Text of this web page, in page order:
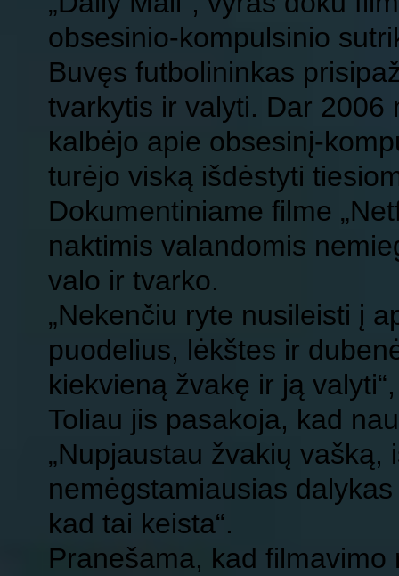
obsesinio-kompulsinio
Buvęs futbolininkas
tvarkytis ir valyti. Dar 2006
kalbėjo apie obsesinį-
turėjo viską išdėstyti
Dokumentiniame filme
naktimis valandomis
valo ir tvarko.
„Nekenčiu ryte nusileisti į
puodelius, lėkštes ir
kiekvieną žvakę ir ją
Toliau jis pasakoja, kad
„Nupjaustau žvakių vašką,
nemėgstamiausias
kad tai keista“.
Pranešama, kad